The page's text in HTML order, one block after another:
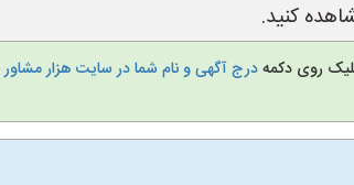
کنید.
روی دکمهدرج آگهی و نام شما در سایت هزار مشاور